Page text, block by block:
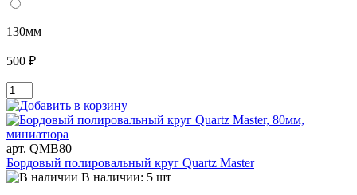
130мм
500 ₽
арт. QMB80
Бордовый полировальный круг Quartz Master
В наличии: 5 шт